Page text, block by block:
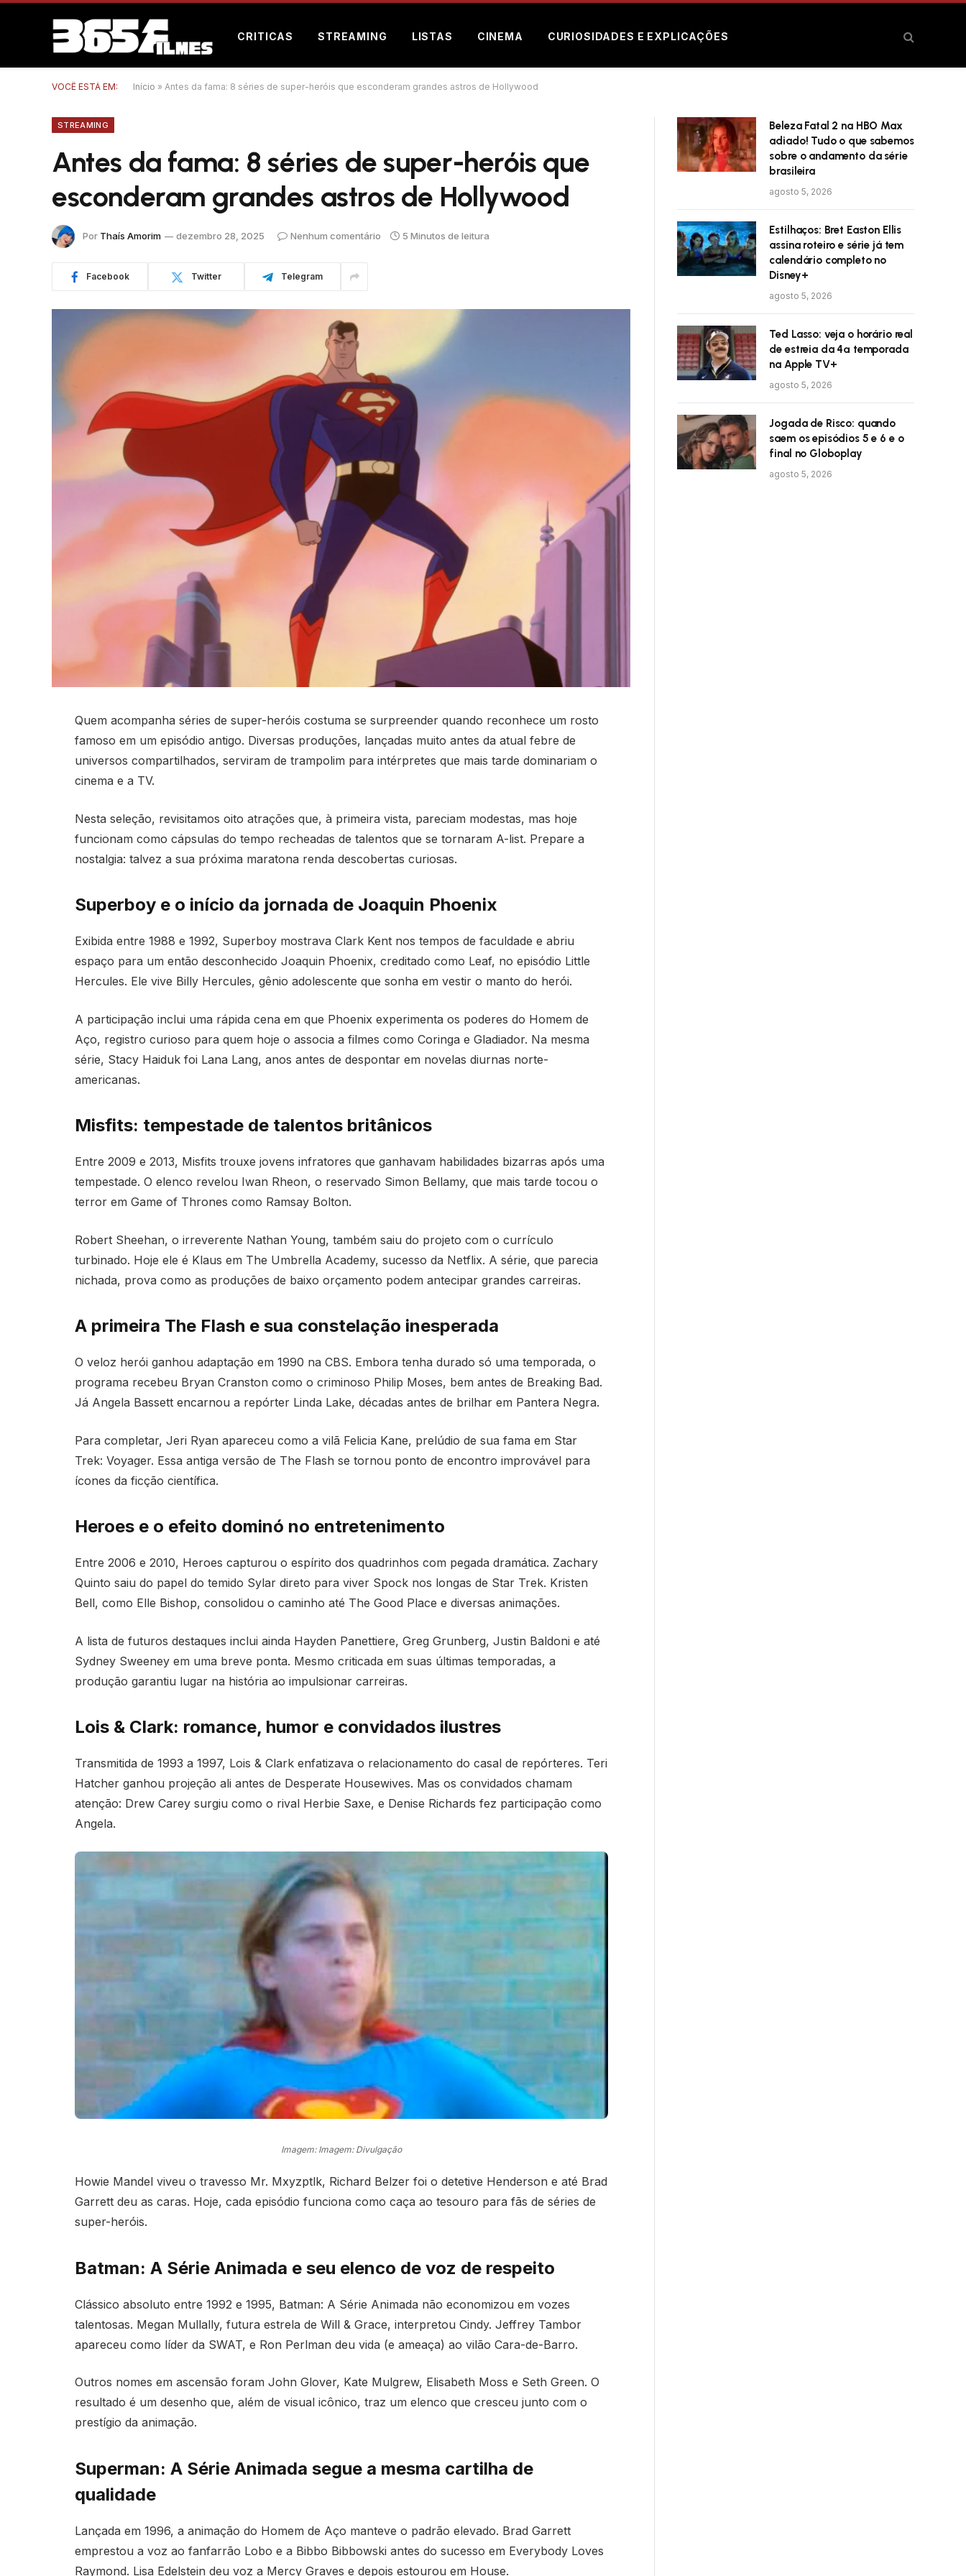
CRITICAS STREAMING LISTAS CINEMA CURIOSIDADES E EXPLICAÇÕES
VOCÊ ESTÁ EM: Início » Antes da fama: 8 séries de super-heróis que esconderam grandes astros de Hollywood
STREAMING
Antes da fama: 8 séries de super-heróis que
esconderam grandes astros de Hollywood
Por Thaís Amorim dezembro 28, 2025 Nenhum comentário 5 Minutos de leitura
Facebook Twitter Telegram
Quem acompanha séries de super-heróis costuma se surpreender quando reconhece um rosto
famoso em um episódio antigo. Diversas produções, lançadas muito antes da atual febre de
universos compartilhados, serviram de trampolim para intérpretes que mais tarde dominariam o
cinema e a TV.
Nesta seleção, revisitamos oito atrações que, à primeira vista, pareciam modestas, mas hoje
funcionam como cápsulas do tempo recheadas de talentos que se tornaram A-list. Prepare a
nostalgia: talvez a sua próxima maratona renda descobertas curiosas.
Superboy e o início da jornada de Joaquin Phoenix
Exibida entre 1988 e 1992, Superboy mostrava Clark Kent nos tempos de faculdade e abriu
espaço para um então desconhecido Joaquin Phoenix, creditado como Leaf, no episódio Little
Hercules. Ele vive Billy Hercules, gênio adolescente que sonha em vestir o manto do herói.
A participação inclui uma rápida cena em que Phoenix experimenta os poderes do Homem de
Aço, registro curioso para quem hoje o associa a filmes como Coringa e Gladiador. Na mesma
série, Stacy Haiduk foi Lana Lang, anos antes de despontar em novelas diurnas norte-
americanas.
Misfits: tempestade de talentos britânicos
Entre 2009 e 2013, Misfits trouxe jovens infratores que ganhavam habilidades bizarras após uma
tempestade. O elenco revelou Iwan Rheon, o reservado Simon Bellamy, que mais tarde tocou o
terror em Game of Thrones como Ramsay Bolton.
Robert Sheehan, o irreverente Nathan Young, também saiu do projeto com o currículo
turbinado. Hoje ele é Klaus em The Umbrella Academy, sucesso da Netflix. A série, que parecia
nichada, prova como as produções de baixo orçamento podem antecipar grandes carreiras.
A primeira The Flash e sua constelação inesperada
O veloz herói ganhou adaptação em 1990 na CBS. Embora tenha durado só uma temporada, o
programa recebeu Bryan Cranston como o criminoso Philip Moses, bem antes de Breaking Bad.
Já Angela Bassett encarnou a repórter Linda Lake, décadas antes de brilhar em Pantera Negra.
Para completar, Jeri Ryan apareceu como a vilã Felicia Kane, prelúdio de sua fama em Star
Trek: Voyager. Essa antiga versão de The Flash se tornou ponto de encontro improvável para
ícones da ficção científica.
Heroes e o efeito dominó no entretenimento
Entre 2006 e 2010, Heroes capturou o espírito dos quadrinhos com pegada dramática. Zachary
Quinto saiu do papel do temido Sylar direto para viver Spock nos longas de Star Trek. Kristen
Bell, como Elle Bishop, consolidou o caminho até The Good Place e diversas animações.
A lista de futuros destaques inclui ainda Hayden Panettiere, Greg Grunberg, Justin Baldoni e até
Sydney Sweeney em uma breve ponta. Mesmo criticada em suas últimas temporadas, a
produção garantiu lugar na história ao impulsionar carreiras.
Lois & Clark: romance, humor e convidados ilustres
Transmitida de 1993 a 1997, Lois & Clark enfatizava o relacionamento do casal de repórteres. Teri
Hatcher ganhou projeção ali antes de Desperate Housewives. Mas os convidados chamam
atenção: Drew Carey surgiu como o rival Herbie Saxe, e Denise Richards fez participação como
Angela.
Imagem: Imagem: Divulgação
Howie Mandel viveu o travesso Mr. Mxyzptlk, Richard Belzer foi o detetive Henderson e até Brad
Garrett deu as caras. Hoje, cada episódio funciona como caça ao tesouro para fãs de séries de
super-heróis.
Batman: A Série Animada e seu elenco de voz de respeito
Clássico absoluto entre 1992 e 1995, Batman: A Série Animada não economizou em vozes
talentosas. Megan Mullally, futura estrela de Will & Grace, interpretou Cindy. Jeffrey Tambor
apareceu como líder da SWAT, e Ron Perlman deu vida (e ameaça) ao vilão Cara-de-Barro.
Outros nomes em ascensão foram John Glover, Kate Mulgrew, Elisabeth Moss e Seth Green. O
resultado é um desenho que, além de visual icônico, traz um elenco que cresceu junto com o
prestígio da animação.
Superman: A Série Animada segue a mesma cartilha de
qualidade
Lançada em 1996, a animação do Homem de Aço manteve o padrão elevado. Brad Garrett
emprestou a voz ao fanfarrão Lobo e a Bibbo Bibbowski antes do sucesso em Everybody Loves
Raymond. Lisa Edelstein deu voz a Mercy Graves e depois estourou em House.
Beleza Fatal 2 na HBO Max
adiado! Tudo o que sabemos
sobre o andamento da série
brasileira
agosto 5, 2026
Estilhaços: Bret Easton Ellis
assina roteiro e série já tem
calendário completo no
Disney+
agosto 5, 2026
Ted Lasso: veja o horário real
de estreia da 4ª temporada
na Apple TV+
agosto 5, 2026
Jogada de Risco: quando
saem os episódios 5 e 6 e o
final no Globoplay
agosto 5, 2026